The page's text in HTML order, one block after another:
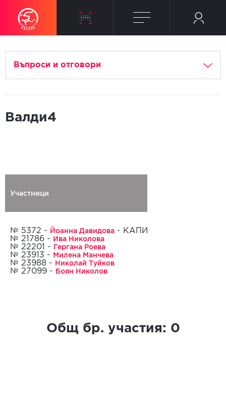
Въпроси и отговори
Валди4
Участници
№ 5372 - Йоанна Давидова - КАПИТАН
№ 21786 - Ива Николова
№ 22201 - Гергана Роева
№ 23913 - Милена Манчева
№ 23988 - Николай Туйков
№ 27099 - Боян Николов
Общ бр. участия: 0